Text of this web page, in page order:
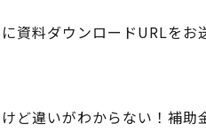
資料ダウンロードURLをお
ど違いがわからない！補助